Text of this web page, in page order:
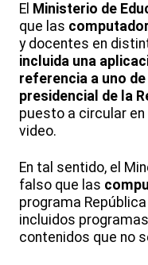
El Ministerio de
que las
y docentes en
incluida una
referencia a uno
presidencial de la
puesto a circular
video.
En tal sentido, el
falso que las
programa
incluidos
contenidos que no